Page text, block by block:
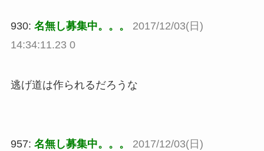
930: 名無し募集中。。。
2017/12/03(日)
14:34:11.23 0
逃げ道は作られるだろうな
957: 名無し募集中。。。
2017/12/03(日)